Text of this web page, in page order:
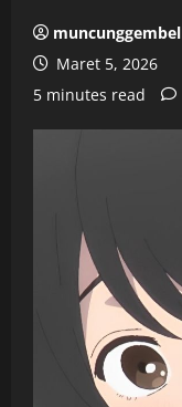
muncunggembel
Maret 5, 2026
5 minutes read